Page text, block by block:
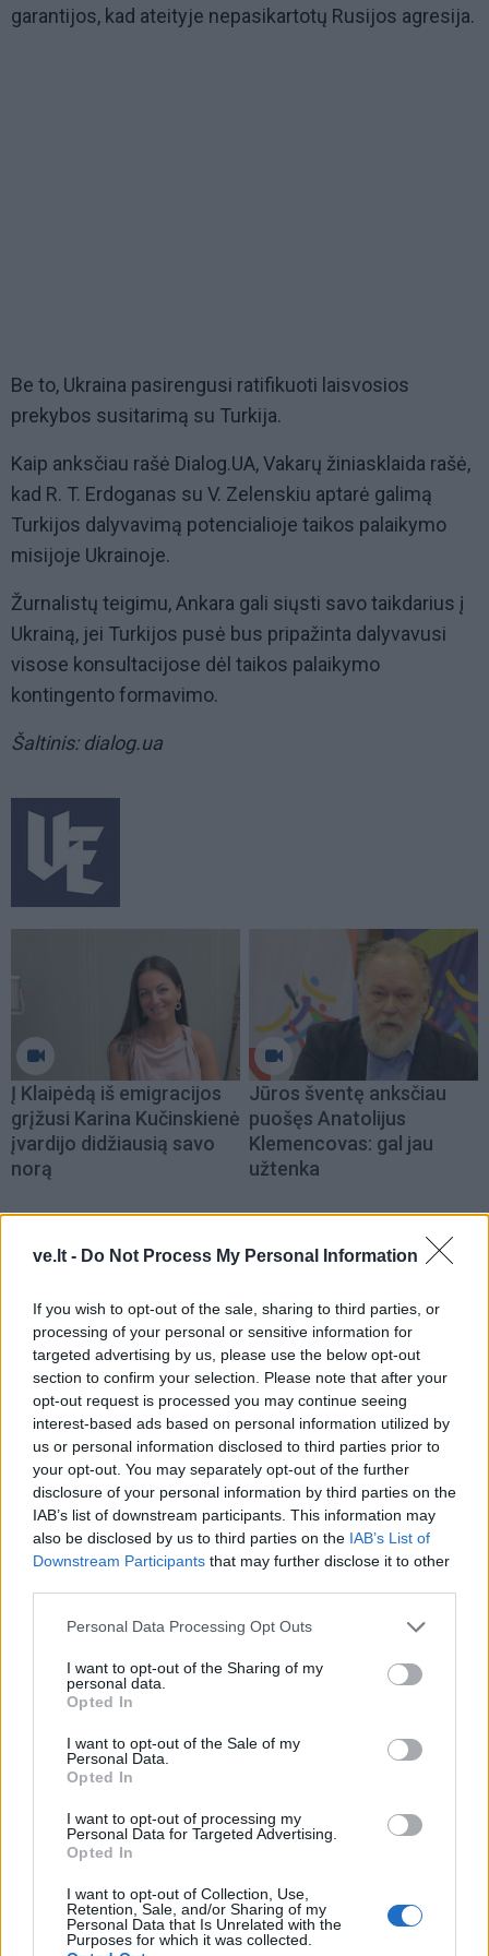
ve.lt - Do Not Process My Personal Information
If you wish to opt-out of the sale, sharing to third parties, or
processing of your personal or sensitive information for
targeted advertising by us, please use the below opt-out
section to confirm your selection. Please note that after your
opt-out request is processed you may continue seeing
interest-based ads based on personal information utilized by
us or personal information disclosed to third parties prior to
your opt-out. You may separately opt-out of the further
disclosure of your personal information by third parties on the
IAB’s list of downstream participants. This information may
also be disclosed by us to third parties on the IAB’s List of
Downstream Participants that may further disclose it to other
Personal Data Processing Opt Outs
I want to opt-out of the Sharing of my
personal data.
Opted In
I want to opt-out of the Sale of my
Personal Data.
Opted In
I want to opt-out of processing my
Personal Data for Targeted Advertising.
Opted In
I want to opt-out of Collection, Use,
Retention, Sale, and/or Sharing of my
Personal Data that Is Unrelated with the
Purposes for which it was collected.
garantijos, kad ateityje nepasikartotų Rusijos agresija.
Be to, Ukraina pasirengusi ratifikuoti laisvosios
prekybos susitarimą su Turkija.
Kaip anksčiau rašė Dialog.UA, Vakarų žiniasklaida rašė,
kad R. T. Erdoganas su V. Zelenskiu aptarė galimą
Turkijos dalyvavimą potencialioje taikos palaikymo
misijoje Ukrainoje.
Žurnalistų teigimu, Ankara gali siųsti savo taikdarius į
Ukrainą, jei Turkijos pusė bus pripažinta dalyvavusi
visose konsultacijose dėl taikos palaikymo
kontingento formavimo.
Šaltinis: dialog.ua
Į Klaipėdą iš emigracijos
grįžusi Karina Kučinskienė
įvardijo didžiausią savo
norą
Jūros šventę anksčiau
puošęs Anatolijus
Klemencovas: gal jau
užtenka
Aiškiaregės pranašystė: numatė
katastrofišką karo pabaigą
Ukrainoje
Kaip atjauninti įvaizdį artėjant prie
60-ies: 10 kirpimų, kurie vizualiai
jaunina
Kraupi avarija prie Vilniaus atėmė
tris brangiausius žmones: pranešė,
kaip bus atsisveikinama su
mergaite, jos mama ir močiute
Recepas Tayyipas Erdoganas
trampas
iniciatyvos